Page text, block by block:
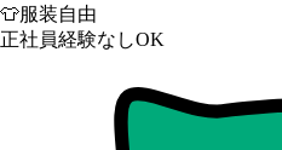
👕服装自由
正社員経験なしOK